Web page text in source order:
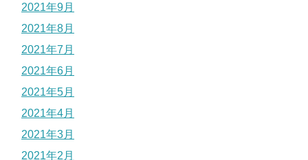
2021年9月
2021年8月
2021年7月
2021年6月
2021年5月
2021年4月
2021年3月
2021年2月